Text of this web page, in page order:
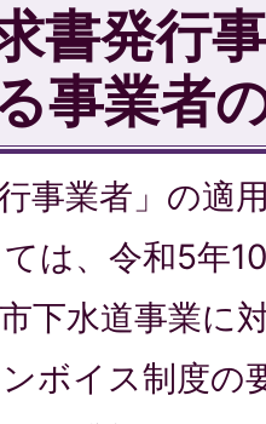
書発行
事業者
行事業者」の適
は、令和5年
下水道事業に
ボイス制度の